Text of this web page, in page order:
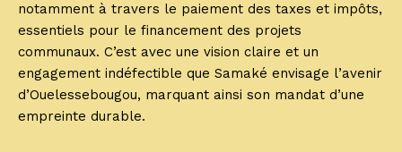
notamment à travers le paiement des taxes et impôts,
essentiels pour le financement des projets
communaux. C’est avec une vision claire et un
engagement indéfectible que Samaké envisage l’avenir
d’Ouelessebougou, marquant ainsi son mandat d’une
empreinte durable.